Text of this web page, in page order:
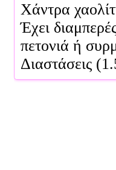
Χάντρα
Έχει
πετονιά ή
Διαστάσεις